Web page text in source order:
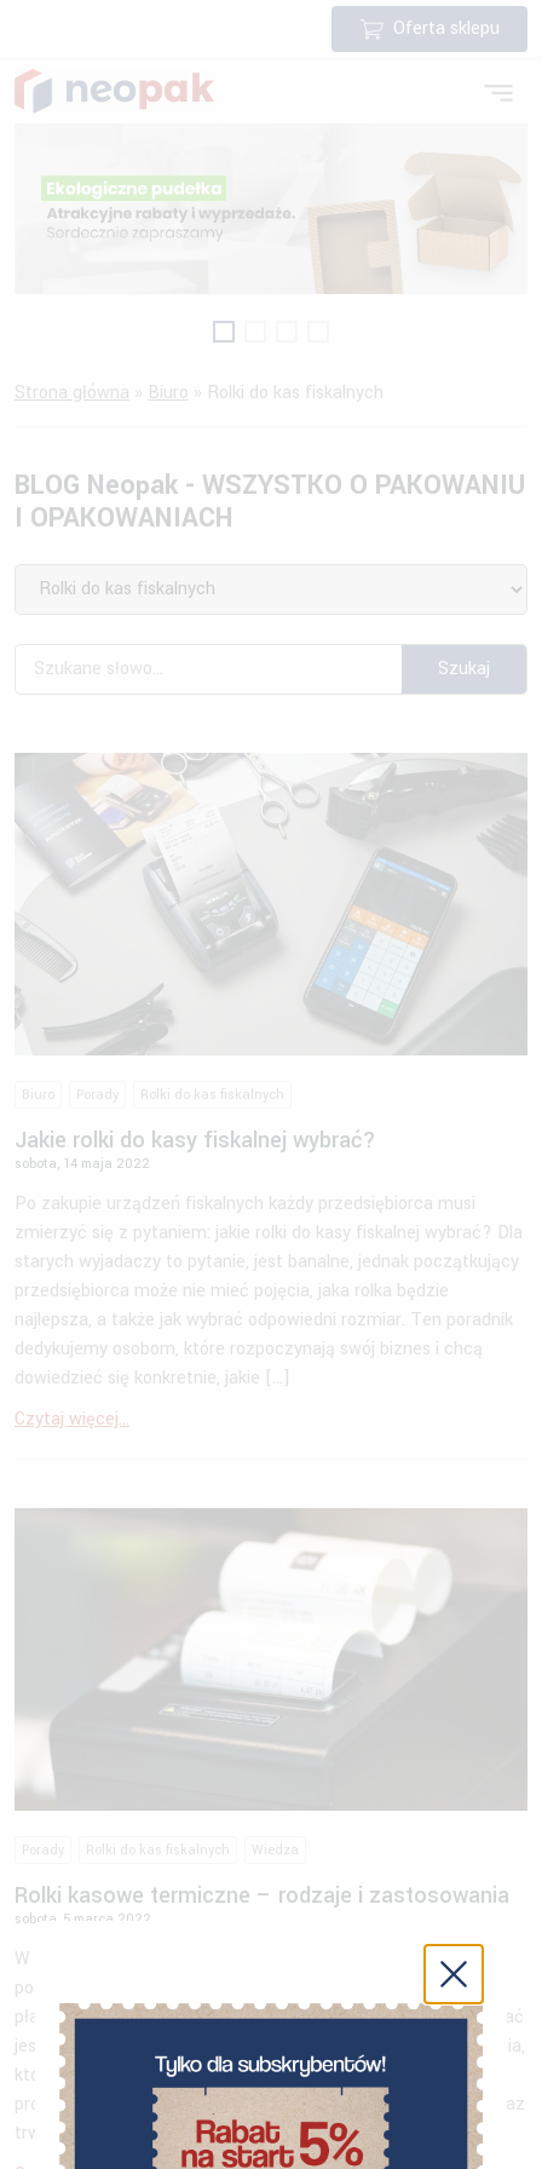
Oferta sklepu
Strona główna » Biuro » Rolki do kas fiskalnych
BLOG Neopak - WSZYSTKO O PAKOWANIU
I OPAKOWANIACH
Biuro Porady Rolki do kas fiskalnych
Jakie rolki do kasy fiskalnej wybrać?
sobota, 14 maja 2022
Po zakupie urządzeń fiskalnych każdy przedsiębiorca musi
zmierzyć się z pytaniem: jakie rolki do kasy fiskalnej wybrać? Dla
starych wyjadaczy to pytanie, jest banalne, jednak początkujący
przedsiębiorca może nie mieć pojęcia, jaka rolka będzie
najlepsza, a także jak wybrać odpowiedni rozmiar. Ten poradnik
dedykujemy osobom, które rozpoczynają swój biznes i chcą
dowiedzieć się konkretnie, jakie […]
Czytaj więcej...
Porady Rolki do kas fiskalnych Wiedza
Rolki kasowe termiczne – rodzaje i zastosowania
sobota, 5 marca 2022
W naszej ofercie znajdują się rolki kasowe, które są bardzo
potrzebnym elementem wyposażenia kas fiskalnych, terminali
płatniczych, bankomatów, parkometrów. Możemy tak wymieniać
jeszcze przed długi czas. Ogólnie chodzi o wszystkie urządzenia,
które są przeznaczone do drukowania potwierdzeń. Tylko
produkt o bardzo wysokiej jakości, zagwarantuje Ci czytelne oraz
trwałe nadruki, na przykład na etykietach. Gdy wybierasz […]